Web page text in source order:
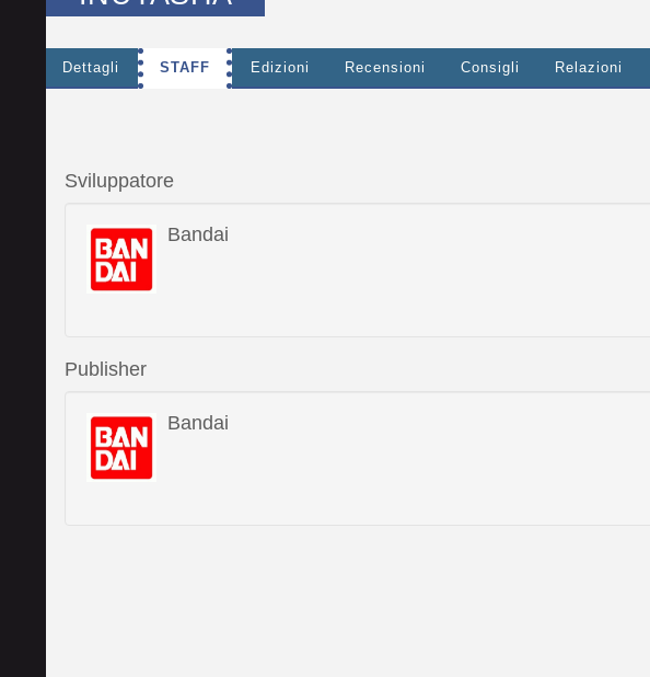
Dettagli STAFF Edizioni Recensioni Consigli Relazioni
Sviluppatore
Bandai
Publisher
Bandai